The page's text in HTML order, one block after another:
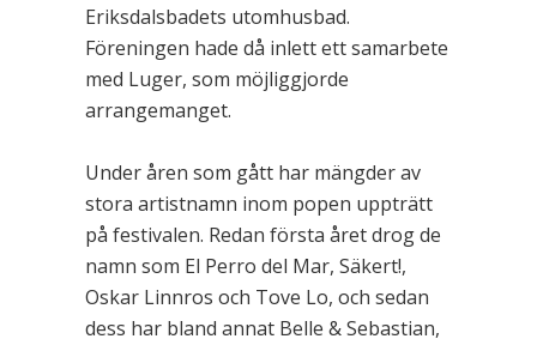
Eriksdalsbadets utomhusbad.
Föreningen hade då inlett ett samarbete
med Luger, som möjliggjorde
arrangemanget.
Under åren som gått har mängder av
stora artistnamn inom popen uppträtt
på festivalen. Redan första året drog de
namn som El Perro del Mar, Säkert!,
Oskar Linnros och Tove Lo, och sedan
dess har bland annat Belle & Sebastian,